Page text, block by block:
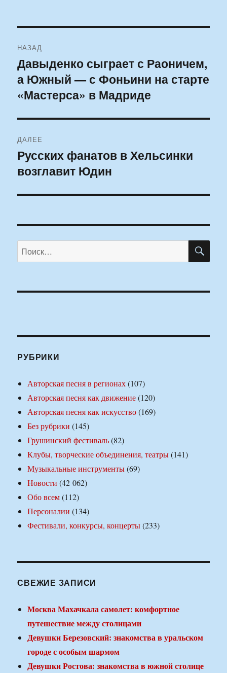
по
записям
НАЗАД
Предыдущая
запись:
Давыденко сыграет с Раоничем,
а Южный — с Фоньини на старте
«Мастерса» в Мадриде
ДАЛЕЕ
Следующая
запись:
Русских фанатов в Хельсинки
возглавит Юдин
Искать:
РУБРИКИ
Авторская песня в регионах(107)
Авторская песня как движение(120)
Авторская песня как искусство(169)
Без рубрики (145)
Грушинский фестиваль(82)
Клубы, творческие объединения, театры(141)
Музыкальные инструменты(69)
Новости (42 062)
Обо всем(112)
Персоналии (134)
Фестивали, конкурсы, концерты(233)
СВЕЖИЕ ЗАПИСИ
Москва Махачкала самолет: комфортное
путешествие между столицами
Девушки Березовский: знакомства в уральском
городе с особым шармом
Девушки Ростова: знакомства в южной столице